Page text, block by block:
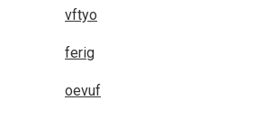
vftyo
ferig
oevuf